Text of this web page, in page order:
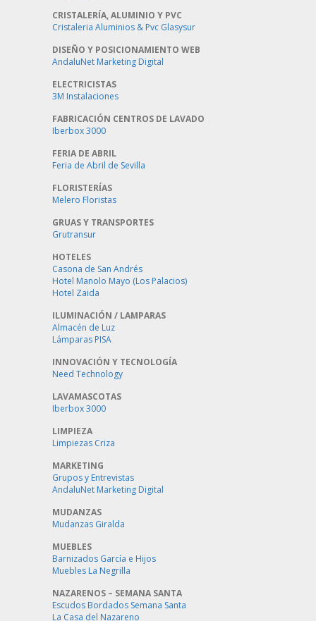
CRISTALERÍA, ALUMINIO Y PVC
Cristaleria Aluminios & Pvc Glasysur
DISEÑO Y POSICIONAMIENTO WEB
AndaluNet Marketing Digital
ELECTRICISTAS
3M Instalaciones
FABRICACIÓN CENTROS DE LAVADO
Iberbox 3000
FERIA DE ABRIL
Feria de Abril de Sevilla
FLORISTERÍAS
Melero Floristas
GRUAS Y TRANSPORTES
Grutransur
HOTELES
Casona de San Andrés
Hotel Manolo Mayo (Los Palacios)
Hotel Zaida
ILUMINACIÓN / LAMPARAS
Almacén de Luz
Lámparas PISA
INNOVACIÓN Y TECNOLOGÍA
Need Technology
LAVAMASCOTAS
Iberbox 3000
LIMPIEZA
Limpiezas Criza
MARKETING
Grupos y Entrevistas
AndaluNet Marketing Digital
MUDANZAS
Mudanzas Giralda
MUEBLES
Barnizados García e Hijos
Muebles La Negrilla
NAZARENOS – SEMANA SANTA
Escudos Bordados Semana Santa
La Casa del Nazareno